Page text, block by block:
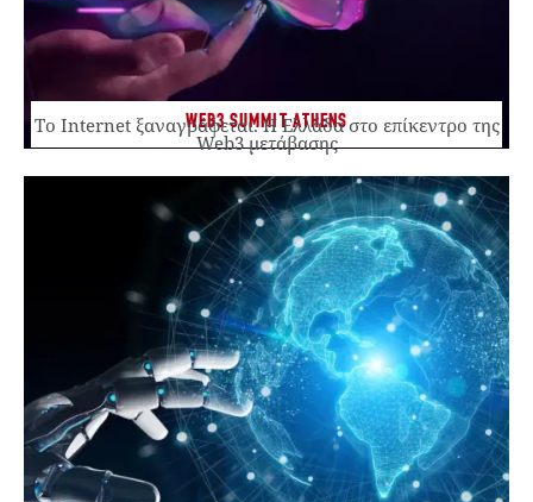
WEB3 SUMMIT ATHENS
Το Internet ξαναγράφεται. Η Ελλάδα στο επίκεντρο της
Web3 μετάβασης